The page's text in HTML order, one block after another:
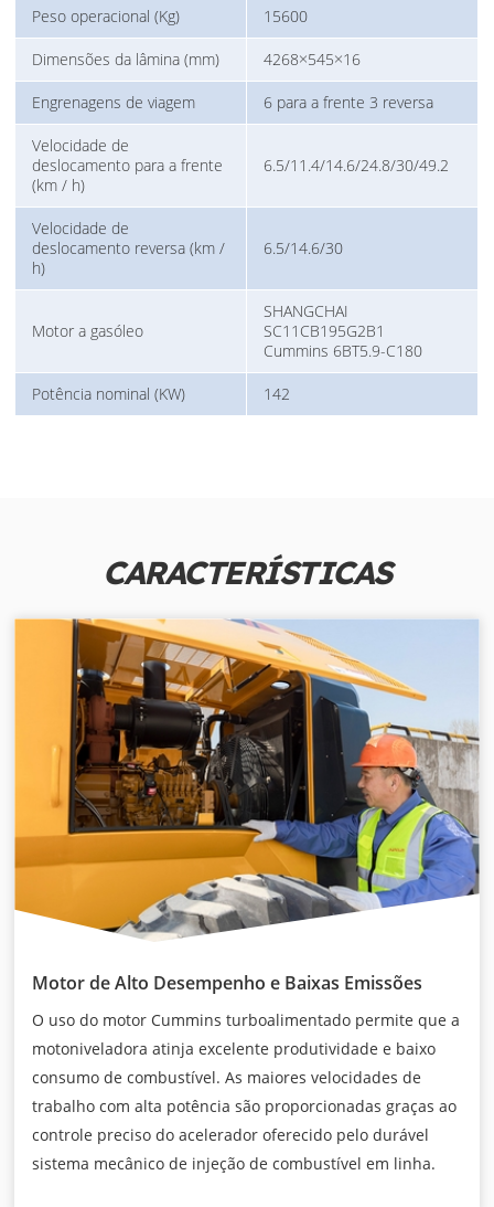
Peso operacional (Kg) 15600
Dimensões da lâmina (mm) 4268×545×16
Engrenagens de viagem 6 para a frente 3 reversa
Velocidade de
deslocamento para a frente
(km / h)
6.5/11.4/14.6/24.8/30/49.2
Velocidade de
deslocamento reversa (km /
h)
6.5/14.6/30
Motor a gasóleo
SHANGCHAI
SC11CB195G2B1
Cummins 6BT5.9-C180
Potência nominal (KW) 142
CARACTERÍSTICAS
Motor de Alto Desempenho e Baixas Emissões
O uso do motor Cummins turboalimentado permite que a
motoniveladora atinja excelente produtividade e baixo
consumo de combustível. As maiores velocidades de
trabalho com alta potência são proporcionadas graças ao
controle preciso do acelerador oferecido pelo durável
sistema mecânico de injeção de combustível em linha.